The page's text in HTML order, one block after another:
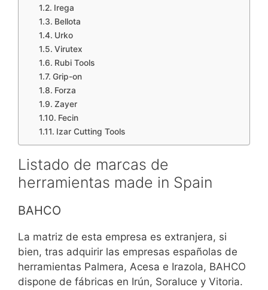
Irega
Bellota
Urko
Virutex
Rubi Tools
Grip-on
Forza
Zayer
Fecin
Izar Cutting Tools
Listado de marcas de
herramientas made in Spain
BAHCO
La matriz de esta empresa es extranjera, si
bien, tras adquirir las empresas españolas de
herramientas Palmera, Acesa e Irazola, BAHCO
dispone de fábricas en Irún, Soraluce y Vitoria.